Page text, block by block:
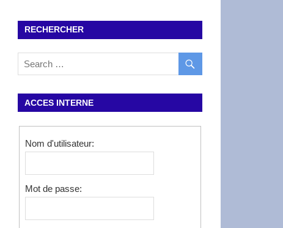
RECHERCHER
ACCES INTERNE
Nom d'utilisateur:
Mot de passe: